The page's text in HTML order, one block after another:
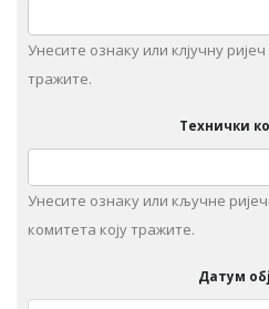
Унесите ознаку или клјучну
тражите.
Технички
Унeситe ознаку или кључне
комитета коју тражите.
Датум